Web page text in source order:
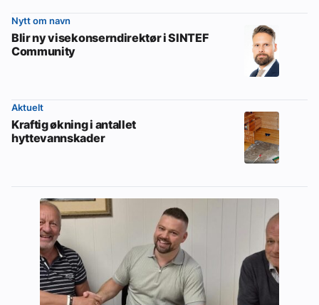
Nytt om navn
Blir ny visekonserndirektør i SINTEF
Community
Aktuelt
Kraftig økning i antallet
hyttevannskader